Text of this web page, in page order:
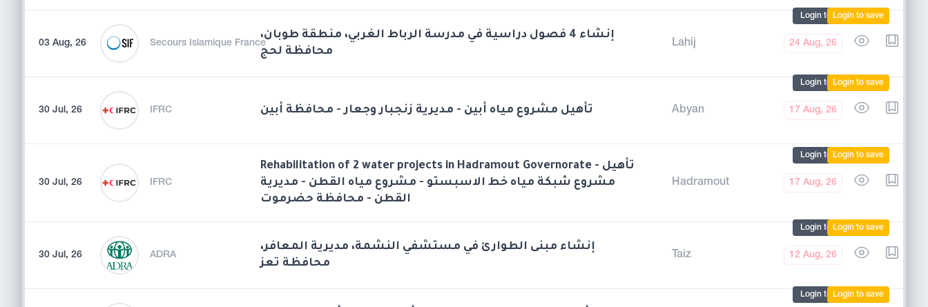
03 Aug, 26 Secours Islamique France
إنشاء 4 فصول دراسية في مدرسة الرباط الغربي، منطقة طوبان،
محافظة لحج
Lahij 24 Aug, 26
Login to markLogin to save
30 Jul, 26 IFRC تأهيل مشروع مياه أبين - مديرية زنجبار وجعار - محافظة أبين Abyan 17 Aug, 26
Login to markLogin to save
30 Jul, 26 IFRC
Rehabilitation of 2 water projects in Hadramout Governorate - تأهيل
مشروع شبكة مياه خط الاسبستو - مشروع مياه القطن - مديرية
القطن - محافظة حضرموت
Hadramout 17 Aug, 26
Login to markLogin to save
30 Jul, 26 ADRA
إنشاء مبنى الطوارئ في مستشفي النشمة، مديرية المعافر،
محافظة تعز
Taiz 12 Aug, 26
Login to markLogin to save
Login to markLogin to save